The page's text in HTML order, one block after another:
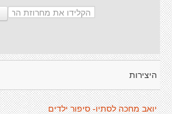
היצירות
יואב מחכה לסתיו- סיפור ילדים